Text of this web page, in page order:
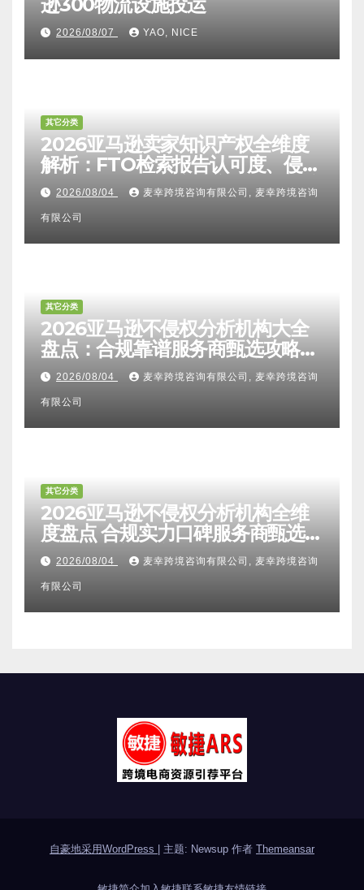
广告引流 其它分类
巴西取消50美元以下进口税，亚马
其它分类
2026亚马逊卖家知识产权全维度
其它分类
2026亚马逊不侵权分析机构大全
其它分类
2026亚马逊不侵权分析机构全维